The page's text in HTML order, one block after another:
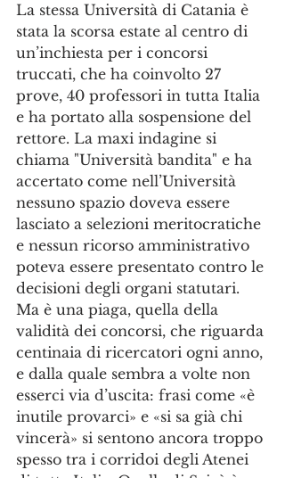
La stessa Università di Catania è
stata la scorsa estate al centro di
un’inchiesta per i concorsi
truccati, che ha coinvolto 27
prove, 40 professori in tutta Italia
e ha portato alla sospensione del
rettore. La maxi indagine si
chiama "Università bandita" e ha
accertato come nell’Università
nessuno spazio doveva essere
lasciato a selezioni meritocratiche
e nessun ricorso amministrativo
poteva essere presentato contro le
decisioni degli organi statutari.
Ma è una piaga, quella della
validità dei concorsi, che riguarda
centinaia di ricercatori ogni anno,
e dalla quale sembra a volte non
esserci via d’uscita: frasi come «è
inutile provarci» e «si sa già chi
vincerà» si sentono ancora troppo
spesso tra i corridoi degli Atenei